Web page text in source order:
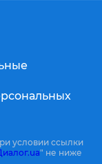
условии ссылки
" не ниже